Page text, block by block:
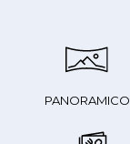
PANORAMICO